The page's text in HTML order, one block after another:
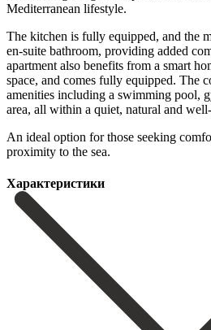
Mediterranean lifestyle.
The kitchen is fully equipped, and the
en-suite bathroom, providing added
apartment also benefits from a smart
space, and comes fully equipped. The
amenities including a ‌swimming ‌pool,
area, ‌all within a quiet, natural and
‌An ideal ‌option for ‌those seeking
‌proximity ‌to ‌the ‌sea.
Характеристики